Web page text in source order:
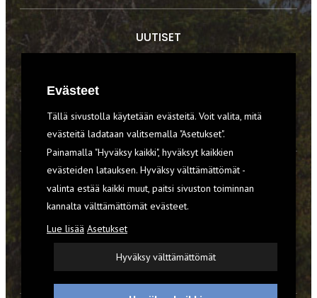
UUTISET
VARUSTEET
TILAA RETKI-LEHTI
YHTEYSTIEDOT
REKISTERISELOSTE
EVÄSTEET
Evästeet
Tällä sivustolla käytetään evästeitä. Voit valita, mitä
evästeitä ladataan valitsemalla "Asetukset".
Painamalla "Hyväksy kaikki", hyväksyt kaikkien
evästeiden latauksen. Hyväksy välttämättömät -
valinta estää kaikki muut, paitsi sivuston toiminnan
kannalta välttämättömät evästeet.
Lue lisää Asetukset
Hyväksy välttämättömät